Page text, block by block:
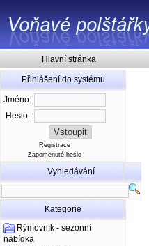
Hlavní stránka
Přihlášení do systému
Jméno:
Heslo:
Registrace
Zapomenuté heslo
Vyhledávání
Kategorie
Rýmovník - sezónní
nabídka